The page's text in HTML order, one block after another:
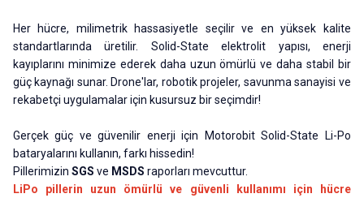
Her hücre, milimetrik hassasiyetle seçilir ve en yüksek kalite
standartlarında üretilir. Solid-State elektrolit yapısı, enerji
kayıplarını minimize ederek daha uzun ömürlü ve daha stabil bir
güç kaynağı sunar. Drone'lar, robotik projeler, savunma sanayisi ve
rekabetçi uygulamalar için kusursuz bir seçimdir!
Gerçek güç ve güvenilir enerji için Motorobit Solid-State Li-Po
bataryalarını kullanın, farkı hissedin!
Pillerimizin SGS ve MSDS raporları mevcuttur.
LiPo pillerin uzun ömürlü ve güvenli kullanımı için hücre